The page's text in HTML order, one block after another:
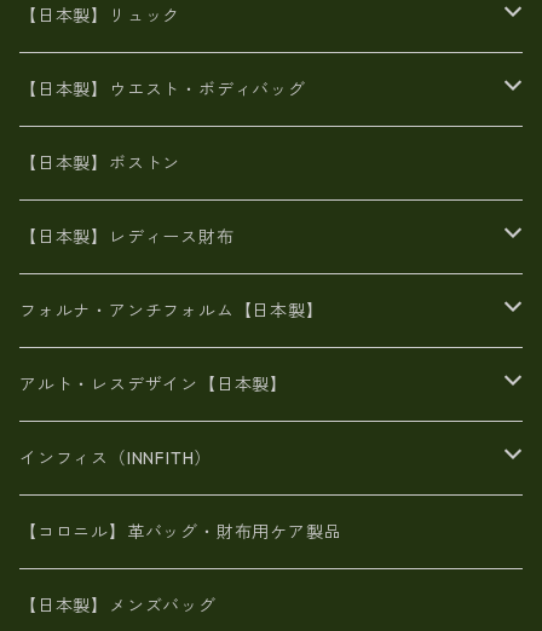
牛革製品リュック
8号帆布
豊岡製
ヌメ革バッグ
Ａ3サイズ
オイルレザー
エナメル
がま口
リネン
メタリック
スエード
漂流ロープバッグ
6号蝋引き帆布
火山灰染めバッグ
8号帆布
財布ポシェット
牛革
メタリック
オイルレザー
６号蝋引き帆布
豊岡製品
エナメルクロコ
がま口
斜め掛け
【日本製】リュック
帆布
豊岡
豊岡製
牛革
日本製
【日本製】ウエスト・ボディバッグ
帆布
【日本製】ボストン
【日本製】レディース財布
二つ折り財布
がま口財布
スペインレザー
長財布
スペインレザー
佐賀牛革
L字ファスナー財布
スペインレザー
革友禅染め
ポーチ
ヌメ革
財布ショルダー
フォルナ・アンチフォルム【日本製】
BAG
財布・小物
アルト・レスデザイン【日本製】
BAG
財布・小物
インフィス（INNFITH）
BAG
財布・小物
【コロニル】革バッグ・財布用ケア製品
【日本製】メンズバッグ